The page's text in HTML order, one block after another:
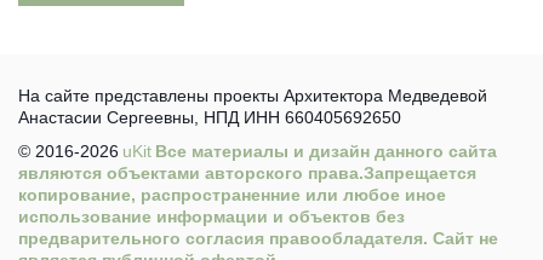
На сайте представлены проекты Архитектора Медведевой
Анастасии Сергеевны, НПД ИНН 660405692650
© 2016-2026 uKit Все материалы и дизайн данного сайта
являются объектами авторского права.Запрещается
копирование, распространенние или любое иное
использование информации и объектов без
предварительного согласия правообладателя. Сайт не